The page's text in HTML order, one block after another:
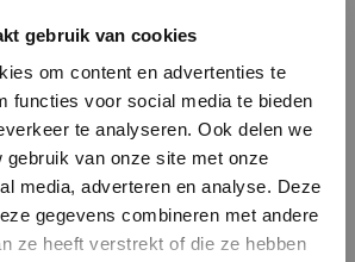
gebruik van cookies
om content en advertenties te
functies voor social media te bieden
te analyseren. Ook delen we
gebruik van onze site met onze
media, adverteren en analyse. Deze
gegevens combineren met andere
ze heeft verstrekt of die ze hebben
bewerken van
voor diverse
produceert gietdelen voor
uit een groot aantal
sectoren zoals E-bikes,
Medische
markt verandert
Castings speelt hier
op in met haar
en high end gietdelen
voor